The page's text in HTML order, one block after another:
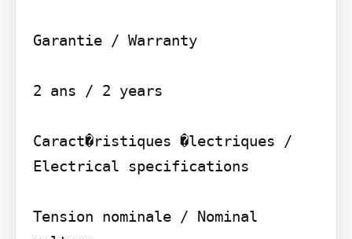
Garantie / Warranty
2 ans / 2 years
Caract�ristiques �lectriques /
Electrical specifications
Tension nominale / Nominal